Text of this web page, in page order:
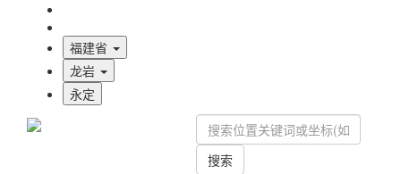
福建省
龙岩
永定
搜索